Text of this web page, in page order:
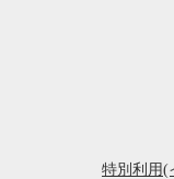
特別利用(